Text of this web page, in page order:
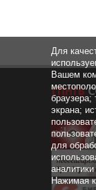
Для
Вашем
браузера;
экрана;
для
Нажимая